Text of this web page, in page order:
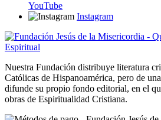
YouTube
Instagram
Nuestra Fundación distribuye literatura
Católicas de Hispanoamérica, pero de
difunde su propio fondo editorial, en el
obras de Espiritualidad Cristiana.